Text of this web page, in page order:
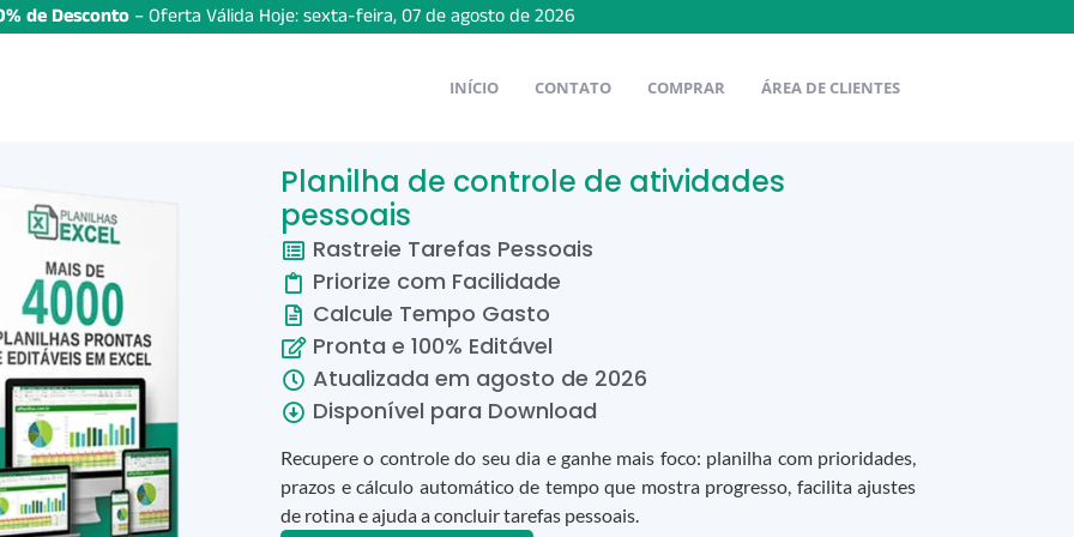
de Desconto – Oferta Válida Hoje:sexta-feira,07deagostode2026
INÍCIO CONTATO COMPRAR ÁREA DE CLIENTES
Planilha de controle de atividades
pessoais
Rastreie Tarefas Pessoais
Priorize com Facilidade
Calcule Tempo Gasto
Pronta e 100% Editável
Atualizada em agosto de 2026
Disponível para Download
Recupere o controle do seu dia e ganhe mais foco: planilha com prioridades,
prazos e cálculo automático de tempo que mostra progresso, facilita ajustes
de rotina e ajuda a concluir tarefas pessoais.